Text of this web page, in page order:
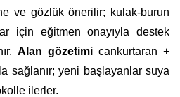
ve gözlük önerilir; kulak-burun
için eğitmen onayıyla destek
Alan gözetimi cankurtaran +
sağlanır; yeni başlayanlar suya
ilerler.